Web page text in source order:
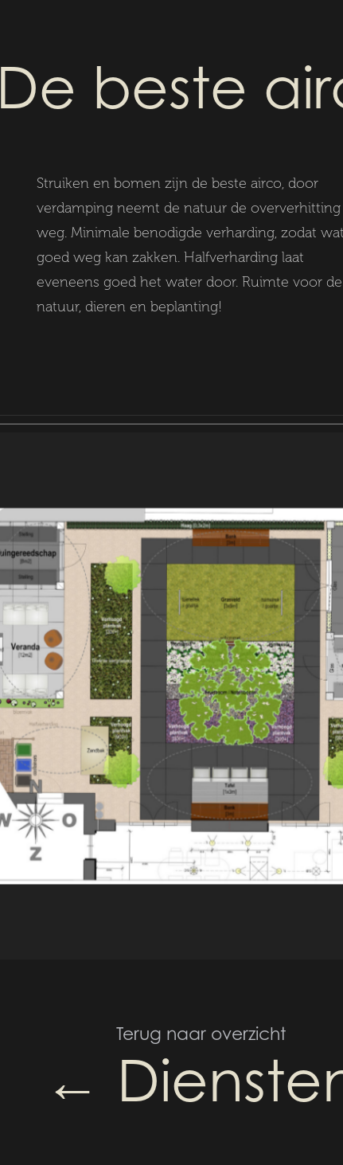
De beste
Struiken en bomen zijn de beste airco, door
verdamping neemt de natuur de oververhitting
weg. Minimale benodigde verharding, zodat
goed weg kan zakken. Halfverharding laat
eveneens goed het water door. Ruimte voor de
natuur, dieren en beplanting!
Terug naar overzicht
←